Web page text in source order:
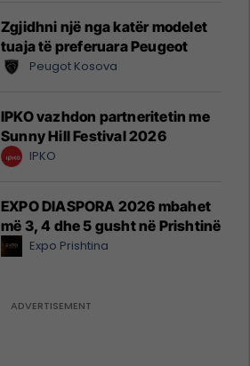
Zgjidhni një nga katër modelet
tuaja të preferuara Peugeot
Peugot Kosova
IPKO vazhdon partneritetin me
Sunny Hill Festival 2026
IPKO
EXPO DIASPORA 2026 mbahet
më 3, 4 dhe 5 gusht në Prishtinë
Expo Prishtina